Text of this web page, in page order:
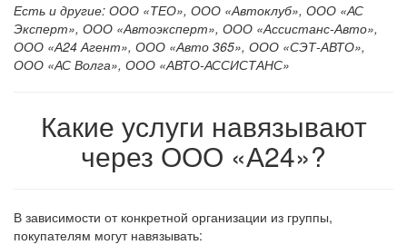
Есть и другие: ООО «ТЕО», ООО «Автоклуб», ООО «АС
Эксперт», ООО «Автоэксперт», ООО «Ассистанс-Авто»,
ООО «А24 Агент», ООО «Авто 365», ООО «СЭТ-АВТО»,
ООО «АС Волга», ООО «АВТО-АССИСТАНС»
Какие услуги навязывают
через ООО «А24»?
В зависимости от конкретной организации из группы,
покупателям могут навязывать: